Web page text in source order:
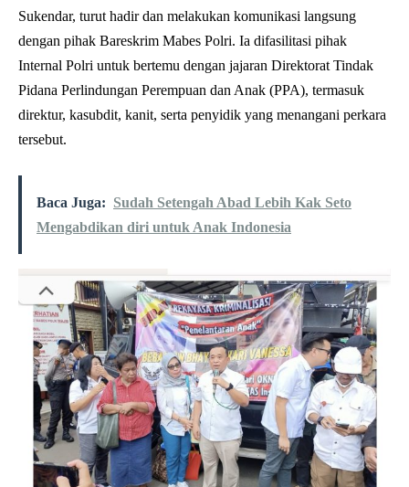
Sukendar, turut hadir dan melakukan komunikasi langsung
dengan pihak Bareskrim Mabes Polri. Ia difasilitasi pihak
Internal Polri untuk bertemu dengan jajaran Direktorat Tindak
Pidana Perlindungan Perempuan dan Anak (PPA), termasuk
direktur, kasubdit, kanit, serta penyidik yang menangani perkara
tersebut.
Baca Juga: Sudah Setengah Abad Lebih Kak Seto
Mengabdikan diri untuk Anak Indonesia